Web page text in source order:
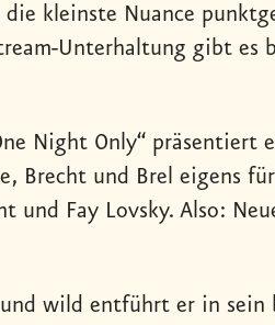
kleinste Nuance
Unterhaltung gibt es
Night Only“ präsentiert
Brecht und Brel eigens
und Fay Lovsky. Also:
wild entführt er in sein